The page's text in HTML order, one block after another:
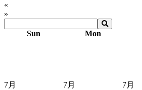
«
»
Sun Mon
7月 7月 7月